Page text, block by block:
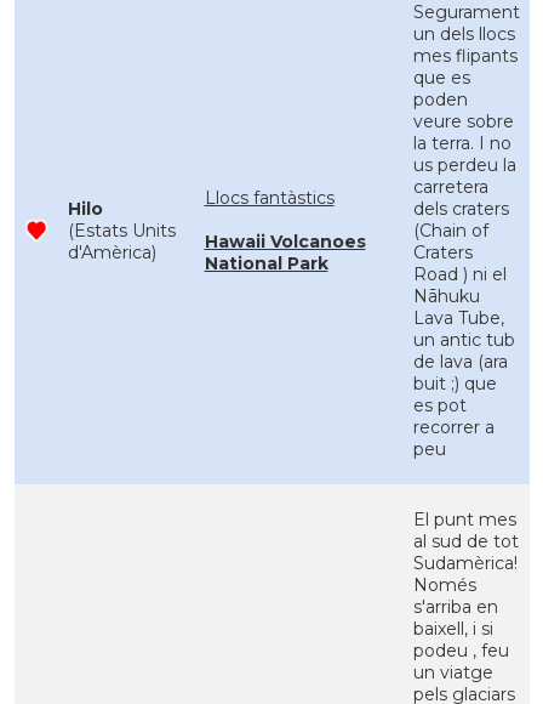
Hilo
(Estats Units
d'Amèrica)
Llocs fantàstics
Hawaii Volcanoes
National Park
Segurament
un dels llocs
mes flipants
que es
poden
veure sobre
la terra. I no
us perdeu la
carretera
dels craters
(Chain of
Craters
Road ) ni el
Nāhuku
Lava Tube,
un antic tub
de lava (ara
buit ;) que
es pot
recorrer a
peu
El punt mes
al sud de tot
Sudamèrica!
Només
s'arriba en
baixell, i si
podeu , feu
un viatge
pels glaciars